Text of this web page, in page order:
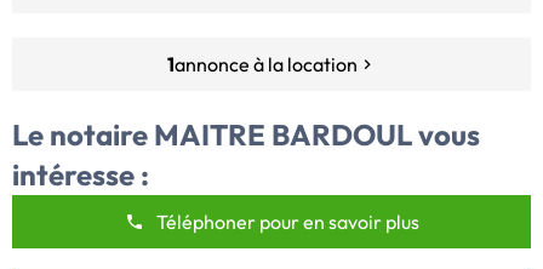
1annonce à la location
Le notaire MAITRE BARDOULvous
intéresse :
Téléphoner pour en savoir plus